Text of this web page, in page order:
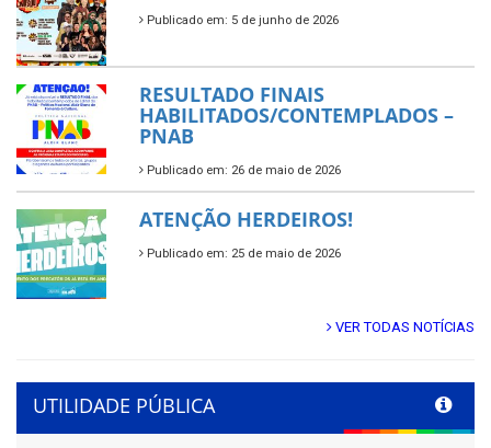
Publicado em: 5 de junho de 2026
RESULTADO FINAIS
HABILITADOS/CONTEMPLADOS –
PNAB
Publicado em: 26 de maio de 2026
ATENÇÃO HERDEIROS!
Publicado em: 25 de maio de 2026
VER TODAS NOTÍCIAS
UTILIDADE PÚBLICA